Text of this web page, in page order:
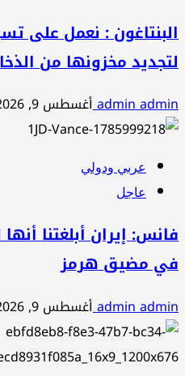
البنتاغون : نعمل على
لتجديد مخزونها من
admin adminأغسطس 9, 2026
عربي ودولي
عاجل
فانس: إيران أبلغتنا
في مضيق هرمز
admin adminأغسطس 9, 2026